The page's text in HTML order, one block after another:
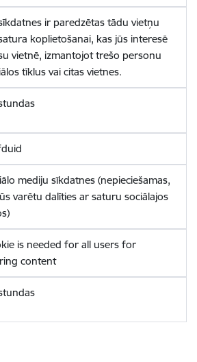
ir paredzētas tādu vietņu
koplietošanai, kas jūs interesē
vietnē, izmantojot trešo personu
tīklus vai citas vietnes.
mediju sīkdatnes (nepieciešamas,
varētu dalīties ar saturu sociālajos
is needed for all users for
content